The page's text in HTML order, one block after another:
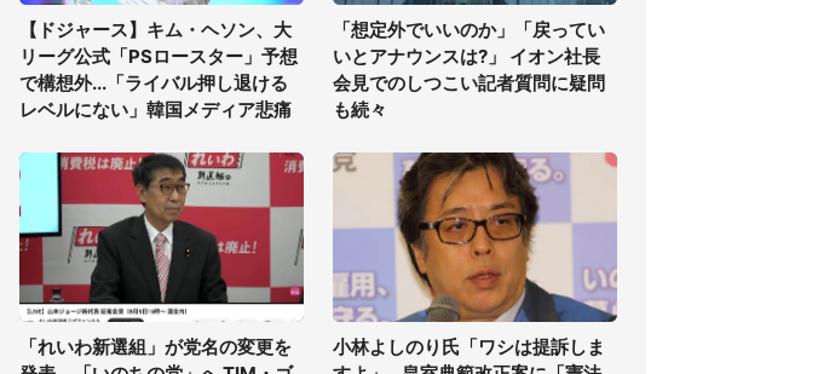
【ドジャース】キム・ヘソン、大
リーグ公式「PSロースター」予想
で構想外...「ライバル押し退ける
レベルにない」韓国メディア悲痛
「想定外でいいのか」「戻ってい
いとアナウンスは?」 イオン社長
会見でのしつこい記者質問に疑問
も続々
「れいわ新選組」が党名の変更を
小林よしのり氏「ワシは提訴しま